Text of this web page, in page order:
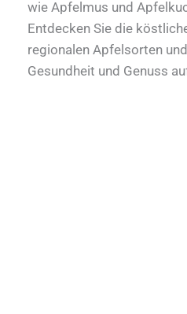
wie Apfelmus und
Entdecken Sie die
regionalen Apfelsorten
Gesundheit und Genuss